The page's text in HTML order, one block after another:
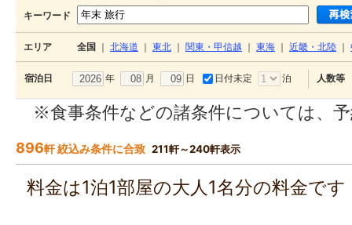
キーワード
エリア 全国 北海道 東北 関東・甲信越 東海 近畿・北陸
宿泊日 年 月 日 日付未定 泊 人数等
※食事条件などの諸条件については、
896軒 絞込み条件に合致 211軒～240軒表示
料金は1泊1部屋の大人1名分の料金で